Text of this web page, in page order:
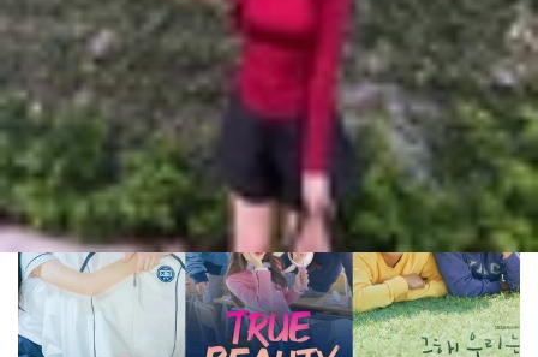
Ngày đăng:
19/04/2025
Cập nhật: 19/04/2025
Theo dõi XTMobile trên